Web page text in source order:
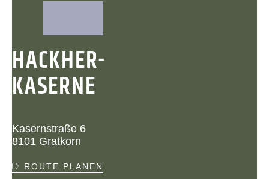
HACKHER-
KASERNE
Kasernstraße 6
8101 Gratkorn
ROUTE PLANEN